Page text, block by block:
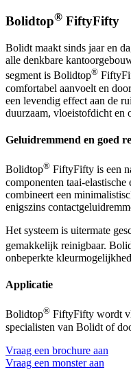
Bolidtop® FiftyFifty
Bolidt maakt sinds jaar en
alle denkbare
segment is Bolidtop®
comfortabel aanvoelt en
een levendig effect aan de
duurzaam, vloeistofdicht en
Geluidremmend en goed
Bolidtop® FiftyFifty is een
componenten taai-
combineert een
enigszins
Het systeem is uitermate
gemakkelijk reinigbaar.
onbeperkte
Applicatie
Bolidtop® FiftyFifty wordt
specialisten van Bolidt of
Vraag een brochure aan
Vraag een monster aan